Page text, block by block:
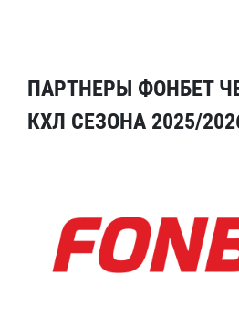
ПАРТНЕРЫ ФОНБЕТ
КХЛ СЕЗОНА 2025/